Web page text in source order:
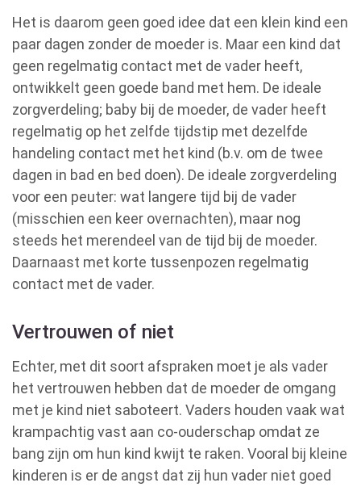
Het is daarom geen goed idee dat een klein kind een
paar dagen zonder de moeder is. Maar een kind dat
geen regelmatig contact met de vader heeft,
ontwikkelt geen goede band met hem. De ideale
zorgverdeling; baby bij de moeder, de vader heeft
regelmatig op het zelfde tijdstip met dezelfde
handeling contact met het kind (b.v. om de twee
dagen in bad en bed doen). De ideale zorgverdeling
voor een peuter: wat langere tijd bij de vader
(misschien een keer overnachten), maar nog
steeds het merendeel van de tijd bij de moeder.
Daarnaast met korte tussenpozen regelmatig
contact met de vader.
Vertrouwen of niet
Echter, met dit soort afspraken moet je als vader
het vertrouwen hebben dat de moeder de omgang
met je kind niet saboteert. Vaders houden vaak wat
krampachtig vast aan co-ouderschap omdat ze
bang zijn om hun kind kwijt te raken. Vooral bij kleine
kinderen is er de angst dat zij hun vader niet goed